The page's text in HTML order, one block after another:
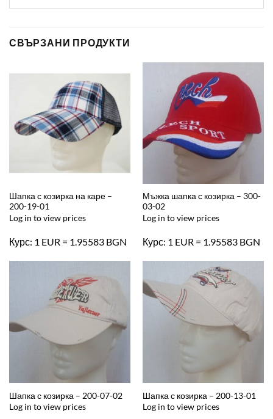
СВЪРЗАНИ ПРОДУКТИ
Шапка с козирка на каре –
200-19-01
Log in to view prices
Курс: 1 EUR = 1.95583 BGN
Мъжка шапка с козирка – 300-
03-02
Log in to view prices
Курс: 1 EUR = 1.95583 BGN
Шапка с козирка – 200-07-02
Log in to view prices
Шапка с козирка – 200-13-01
Log in to view prices